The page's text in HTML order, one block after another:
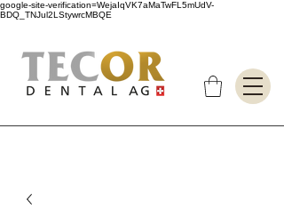
google-site-verification=WejaIqVK7aMaTwFL5mUdV-
BDQ_TNJul2LStywrcMBQE